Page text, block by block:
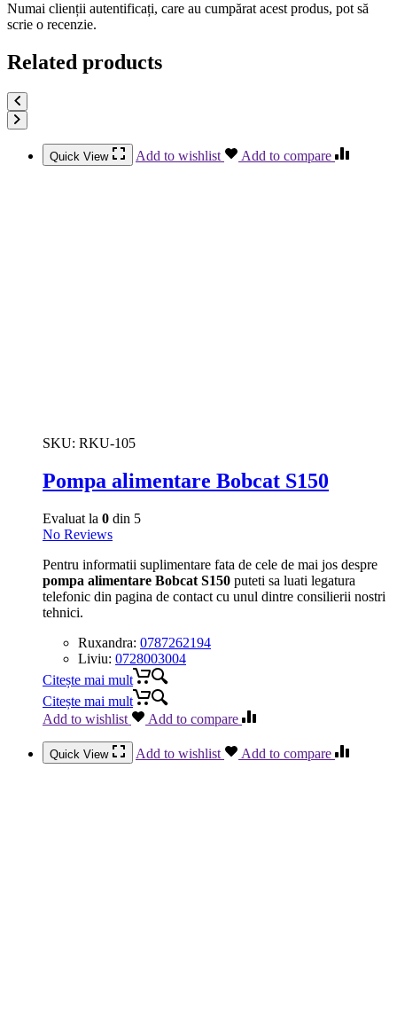
Numai clienții autentificați, care au cumpărat acest produs, pot să
scrie o recenzie.
Related products
Quick View Add to wishlist Add to compare
SKU: RKU-105
Pompa alimentare Bobcat S150
Evaluat la 0 din 5
No Reviews
Pentru informatii suplimentare fata de cele de mai jos despre
pompa alimentare Bobcat S150 puteti sa luati legatura
telefonic din pagina de contact cu unul dintre consilierii nostri
tehnici.
Ruxandra: 0787262194
Liviu: 0728003004
Citește mai mult
Citește mai mult
Add to wishlist
Add to compare
Quick View Add to wishlist Add to compare